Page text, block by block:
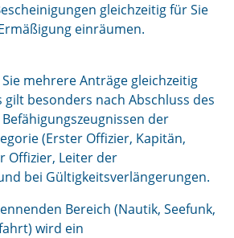
gleichzeitig für Sie
einräumen.
mehrere Anträge gleichzeitig
gilt besonders nach Abschluss des
der
(Erster Offizier, Kapitän,
Offizier, Leiter der
bei Gültigkeitsverlängerungen.
Bereich (Nautik, Seefunk,
wird ein